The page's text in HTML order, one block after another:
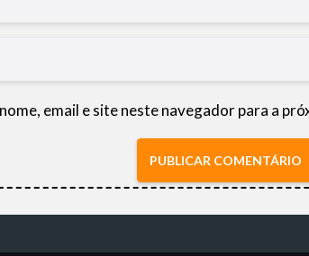
email e site neste navegador para a
PUBLICAR COMENTÁRIO